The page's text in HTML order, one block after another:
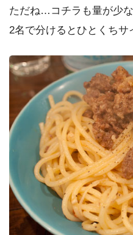
ただね…コチラも量が少な
2名で分けるとひとくちサ